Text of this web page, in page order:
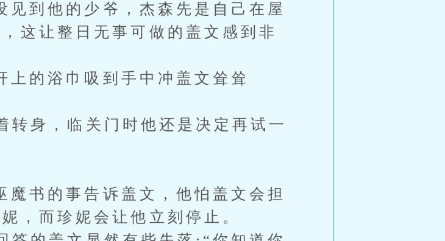
到他的少爷，杰森先是自己在屋
这让整日无事可做的盖文感到非
的浴巾吸到手中冲盖文耸耸
身，临关门时他还是决定再试一
书的事告诉盖文，他怕盖文会担
，而珍妮会让他立刻停止。